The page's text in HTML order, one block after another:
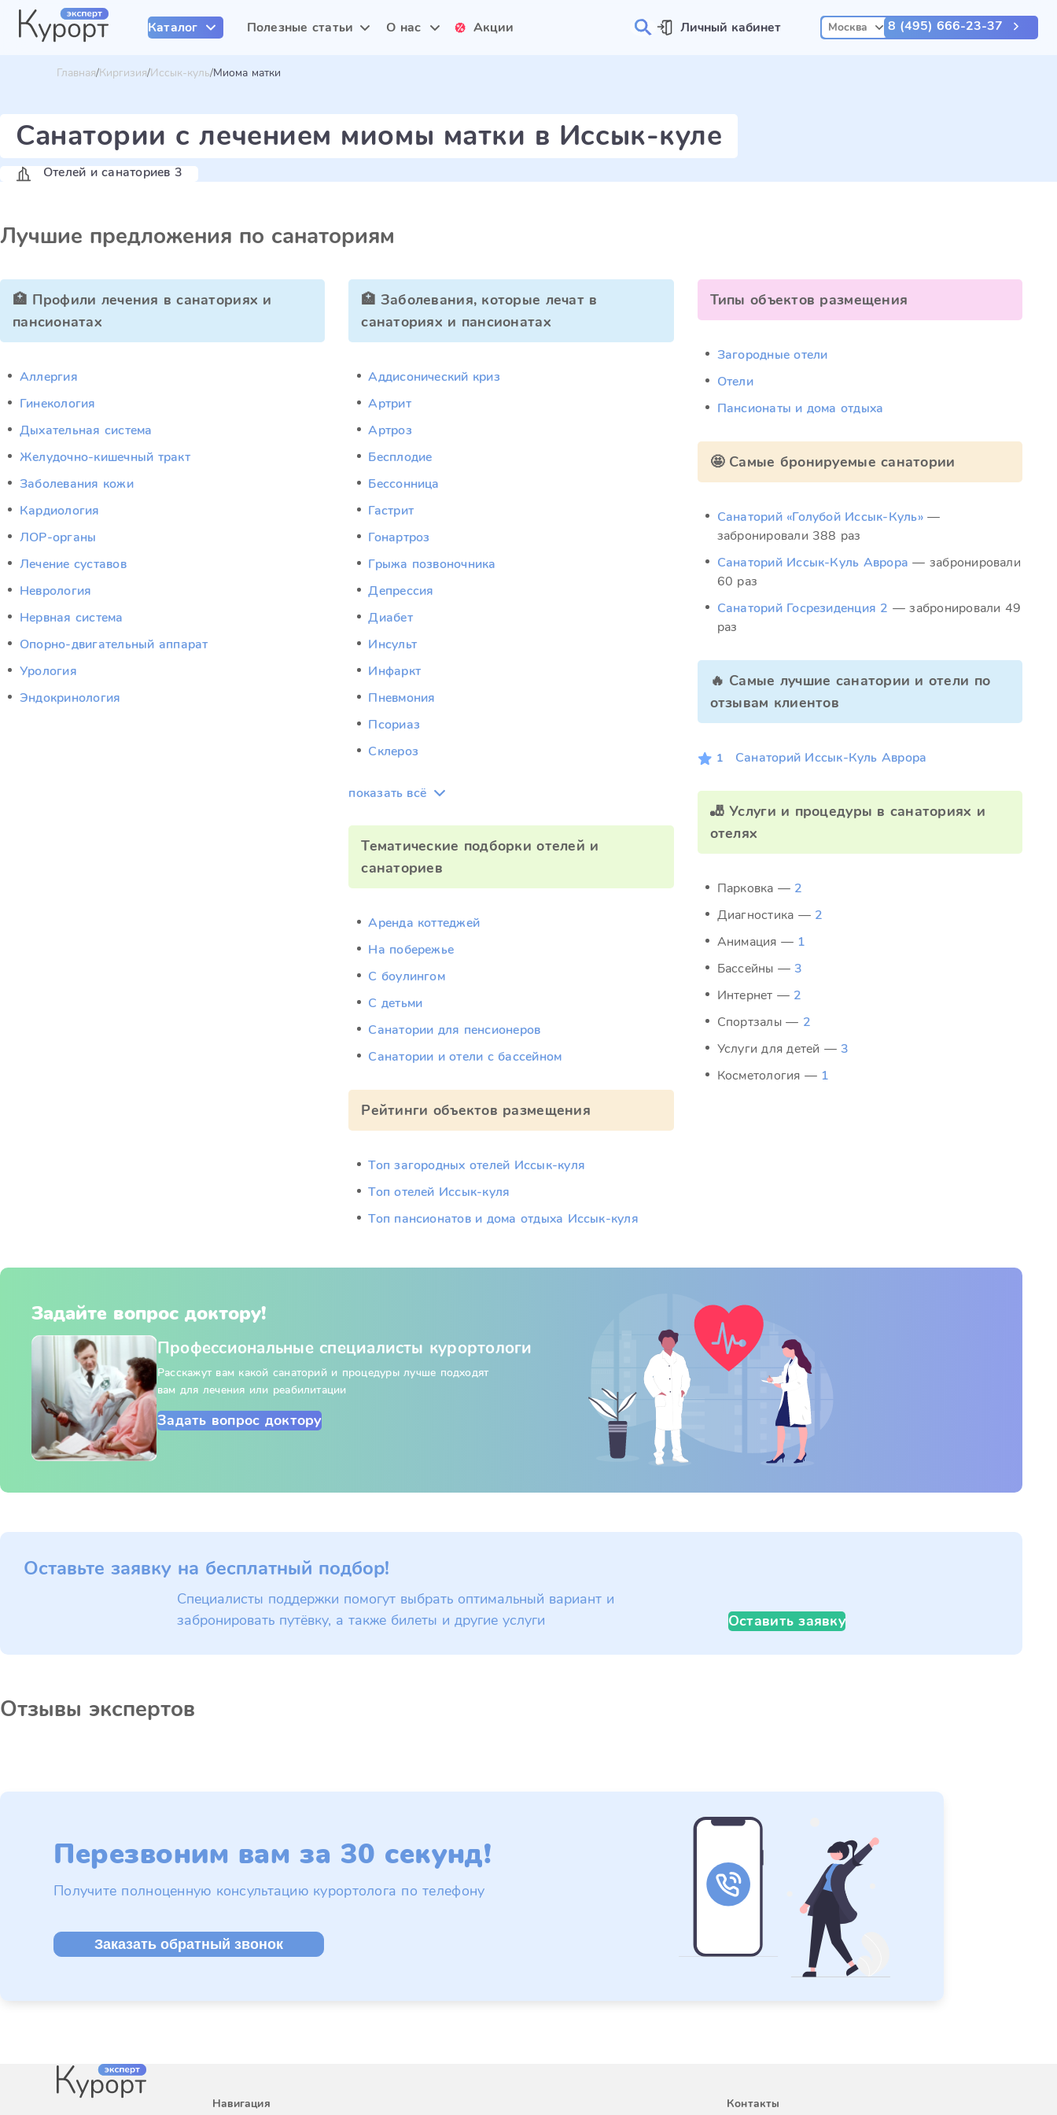
Каталог Полезные статьи О нас Акции Личный кабинет Москва 8 (495) 666-23-37
Главная Киргизия Иссык-куль Миома матки
Санатории с лечением миомы матки в Иссык-куле
Отелей и санаториев 3
Лучшие предложения по санаториям
🏥 Профили лечения в санаториях и
пансионатах
Аллергия
Гинекология
Дыхательная система
Желудочно-кишечный тракт
Заболевания кожи
Кардиология
ЛОР-органы
Лечение суставов
Неврология
Нервная система
Опорно-двигательный аппарат
Урология
Эндокринология
🏥 Заболевания, которые лечат в
санаториях и пансионатах
Аддисонический криз
Артрит
Артроз
Бесплодие
Бессонница
Гастрит
Гонартроз
Грыжа позвоночника
Депрессия
Диабет
Инсульт
Инфаркт
Пневмония
Псориаз
Склероз
показать всё
Тематические подборки отелей и
санаториев
Аренда коттеджей
На побережье
С боулингом
С детьми
Санатории для пенсионеров
Санатории и отели с бассейном
Рейтинги объектов размещения
Топ загородных отелей Иссык-куля
Топ отелей Иссык-куля
Топ пансионатов и дома отдыха Иссык-куля
Типы объектов размещения
Загородные отели
Отели
Пансионаты и дома отдыха
🤩 Самые бронируемые санатории
Санаторий «Голубой Иссык-Куль» —
забронировали 388 раз
Санаторий Иссык-Куль Аврора — забронировали
60 раз
Санаторий Госрезиденция 2 — забронировали 49
раз
🔥 Самые лучшие санатории и отели по
отзывам клиентов
1 Санаторий Иссык-Куль Аврора
🎳 Услуги и процедуры в санаториях и
отелях
Парковка — 2
Диагностика — 2
Анимация — 1
Бассейны — 3
Интернет — 2
Спортзалы — 2
Услуги для детей — 3
Косметология — 1
Задайте вопрос доктору!
Профессиональные специалисты курортологи
Расскажут вам какой санаторий и процедуры лучше подходят
вам для лечения или реабилитации
Задать вопрос доктору
Оставьте заявку на бесплатный подбор!
Специалисты поддержки помогут выбрать оптимальный вариант и
забронировать путёвку, а также билеты и другие услуги
Оставить заявку
Отзывы экспертов
Перезвоним вам за 30 секунд!
Получите полноценную консультацию курортолога по телефону
Заказать обратный звонок
Навигация Контакты